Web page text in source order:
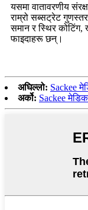
यसमा वातावरणीय
राम्रो सब्सट्रेट
समान र स्थिर
फाइदाहरू छन्।
अघिल्लो: Sackee
अर्को: Sackee